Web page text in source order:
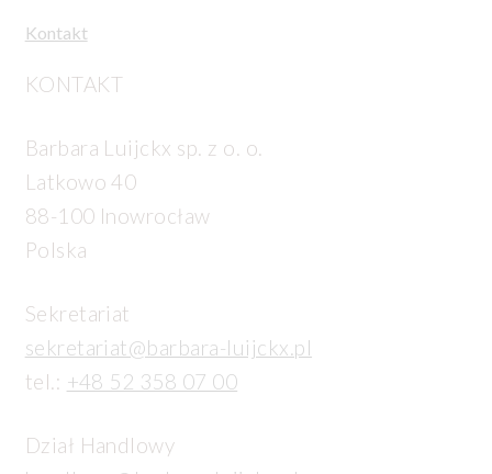
Kontakt
KONTAKT
Barbara Luijckx sp. z o. o.
Latkowo 40
88-100 Inowrocław
Polska
Sekretariat
sekretariat@barbara-luijckx.pl
tel.: +48 52 358 07 00
Dział Handlowy